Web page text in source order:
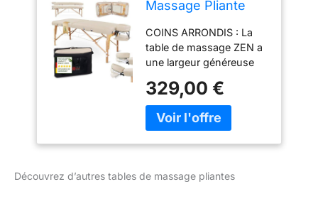
Massage Pliante
Bois Massif -
Mobile, Réglable,
Coins Arrondis -
Crème
COINS ARRONDIS : La
table de massage ZEN a
une largeur généreuse
arrondis qui facilitent les
applications corporelles
rapprochées. Grâce au
rapides et faciles. HAUTE
329,00 €
Découvrez d’autres tables de massage pliantes